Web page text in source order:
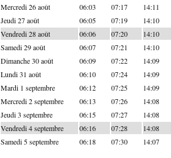
Mercredi 26 août 06:03 07:17 14:11
Jeudi 27 août 06:05 07:19 14:10
Vendredi 28 août 06:06 07:20 14:10
Samedi 29 août 06:07 07:21 14:10
Dimanche 30 août 06:09 07:22 14:09
Lundi 31 août 06:10 07:24 14:09
Mardi 1 septembre 06:12 07:25 14:09
Mercredi 2 septembre 06:13 07:26 14:08
Jeudi 3 septembre 06:15 07:27 14:08
Vendredi 4 septembre 06:16 07:28 14:08
Samedi 5 septembre 06:18 07:30 14:07